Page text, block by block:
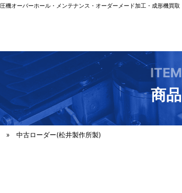
機オーバーホール・メンテナンス・オーダーメード加工・成形機買取
ITEM
商品
» 中古ローダー(松井製作所製)